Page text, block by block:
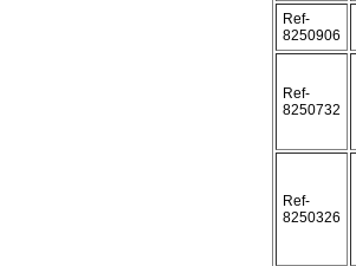
Ref-
8250906
Ref-
8250732
Ref-
8250326